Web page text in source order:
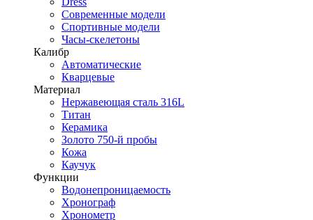
Современные модели
Спортивные модели
Часы-скелетоны
Калибр
Автоматические
Кварцевые
Материал
Нержавеющая сталь 316L
Титан
Керамика
Золото 750-й пробы
Кожа
Каучук
Функции
Водонепроницаемость
Хронограф
Хронометр